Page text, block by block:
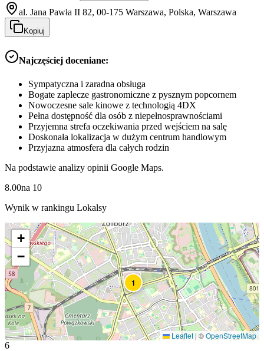
al. Jana Pawła II 82, 00-175 Warszawa, Polska, Warszawa
Kopiuj
Najczęściej doceniane:
Sympatyczna i zaradna obsługa
Bogate zaplecze gastronomiczne z pysznym popcornem
Nowoczesne sale kinowe z technologią 4DX
Pełna dostępność dla osób z niepełnosprawnościami
Przyjemna strefa oczekiwania przed wejściem na salę
Doskonała lokalizacja w dużym centrum handlowym
Przyjazna atmosfera dla całych rodzin
Na podstawie analizy opinii Google Maps.
8.00na 10
Wynik w rankingu Lokalsy
1
+
−
Leaflet | ©OpenStreetMap
6